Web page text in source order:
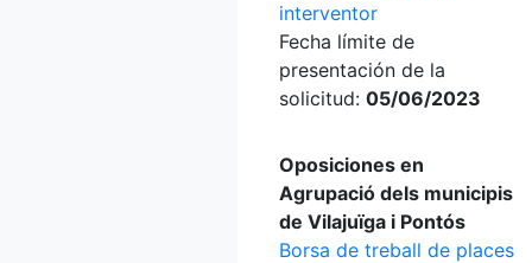
interventor
Fecha límite de
presentación de la
solicitud: 05/06/2023
Oposiciones en
Agrupació dels municipis
de Vilajuïga i Pontós
Borsa de treball de places